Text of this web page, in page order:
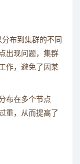
布到集群的不同
出现问题，集群
作，避免了因某
布在多个节点
重，从而提高了